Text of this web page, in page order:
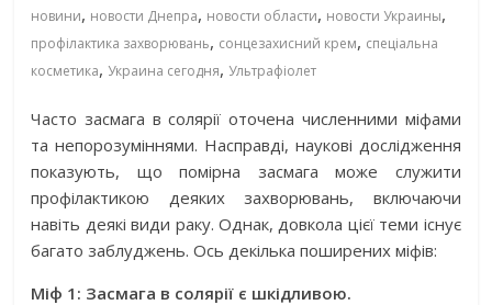
новини, новости Днепра, новости области, новости Украины,
профілактика захворювань, сонцезахисний крем, спеціальна
косметика, Украина сегодня, Ультрафіолет
Часто засмага в солярії оточена численними міфами
та непорозуміннями. Насправді, наукові дослідження
показують, що помірна засмага може служити
профілактикою деяких захворювань, включаючи
навіть деякі види раку. Однак, довкола цієї теми існує
багато заблуджень. Ось декілька поширених міфів:
Міф 1: Засмага в солярії є шкідливою.